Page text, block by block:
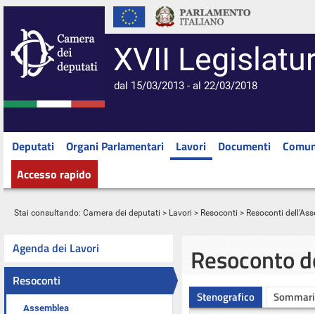
XVII
dal 15/03/2013 - al 22/03/2018
Deputati Organi Parlamentari Lavori Documenti
Accesso rapido
Stai consultando: Camera dei deputati > Lavori > Resoconti > Resoconti
Agenda dei Lavori
Resoconti
Assemblea
Resoconto
Stenografico